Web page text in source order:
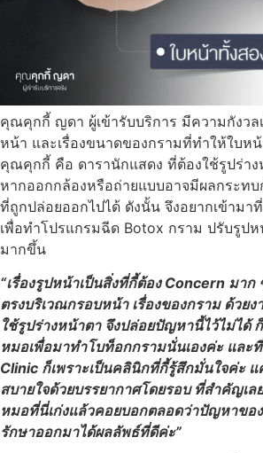
คุณคุกกี้ ญดา ผู้เข้ารับบริการ มีความกังว
หน้า และเรื่องขนาดของกรามที่ทำให้ใบห
คุณคุกกี้ คือ ดารานักแสดง ที่ต้องใช้รูปร่าง
หากออกกล้องหรือถ่ายแบบอาจมีผลกระท
ที่ถูกปล่อยออกไปได้ ดังนั้น จึงอยากเข้ามา
เพื่อทำโปรแกรมฉีด Botox กราม ปรับรูปห
มากขึ้น
“เรื่องรูปหน้าเป็นสิ่งที่กี้ต้อง Concern มา
ตรงบริเวณกรอบหน้า เรื่องของกราม ด้วย
ใช้รูปร่างหน้าตา จึงปล่อยปัญหานี้ไว้ไม่ได้
หมอเพื่อมาทำโบท็อกกรามนั่นเองค่ะ และ
Clinic ก็เพราะเป็นคลินิกที่กี้รู้สึกมั่นใจค่ะ แ
สบายใจด้วยบรรยากาศโดยรอบ ที่สำคัญ
หมอที่นี่เก่งแล้วคอยบอกตลอดว่าปัญหาขอ
รักษาออกมาได้ผลลัพธ์ที่ดีค่ะ”